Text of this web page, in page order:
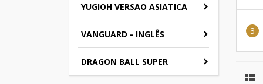
YUGIOH VERSAO ASIATICA
VANGUARD - INGLÊS
DRAGON BALL SUPER
